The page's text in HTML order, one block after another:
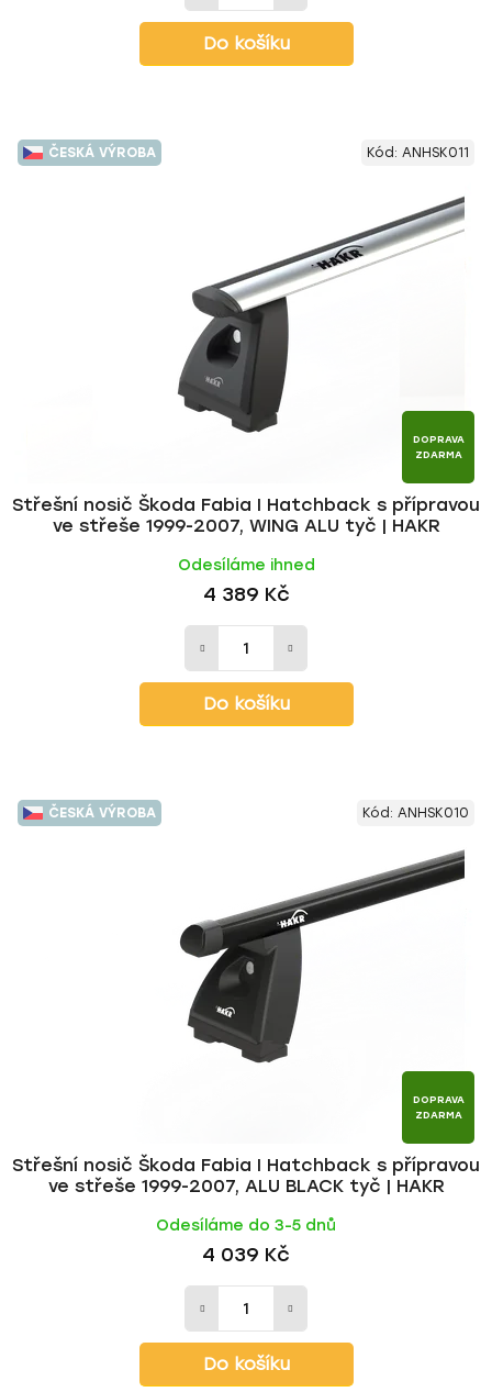
Do košíku
ČESKÁ VÝROBA
DOPRAVA
ZDARMA
Střešní nosič Škoda Fabia I Hatchback s přípravou
ve střeše 1999-2007, WING ALU tyč | HAKR
Odesíláme ihned
4 389 Kč
Do košíku
Kód: ANHSK011
ČESKÁ VÝROBA
DOPRAVA
ZDARMA
Střešní nosič Škoda Fabia I Hatchback s přípravou
ve střeše 1999-2007, ALU BLACK tyč | HAKR
Odesíláme do 3-5 dnů
4 039 Kč
Do košíku
Kód: ANHSK010